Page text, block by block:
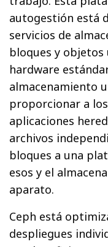
autogestión está
servicios de
bloques y objetos
hardware
almacenamiento
proporcionar a
aplicaciones
archivos
bloques a una
esos y el
aparato.
Ceph está
despliegues